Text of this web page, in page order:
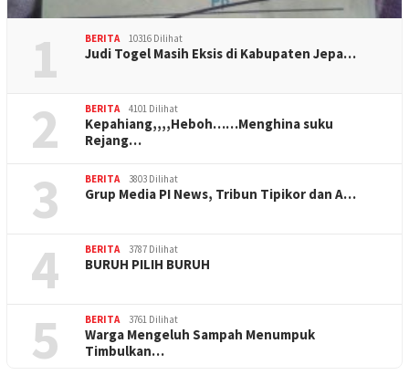
1 BERITA 10316 Dilihat
Judi Togel Masih Eksis di Kabupaten Jepa…
2 BERITA 4101 Dilihat
Kepahiang,,,,Heboh……Menghina suku
Rejang…
3 BERITA 3803 Dilihat
Grup Media PI News, Tribun Tipikor dan A…
4 BERITA 3787 Dilihat
BURUH PILIH BURUH
5 BERITA 3761 Dilihat
Warga Mengeluh Sampah Menumpuk
Timbulkan…